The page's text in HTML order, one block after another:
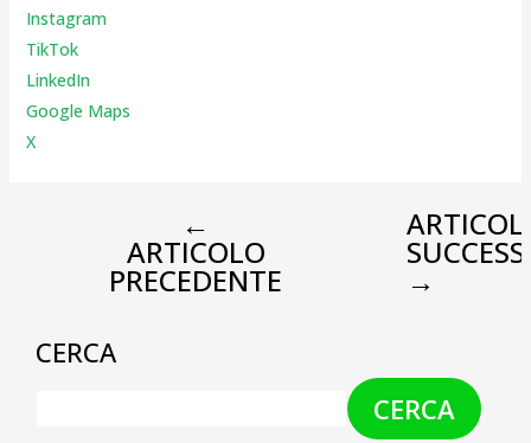
Instagram
TikTok
LinkedIn
Google Maps
X
←
ARTICOLO
PRECEDENTE →
CERCA
CERCA